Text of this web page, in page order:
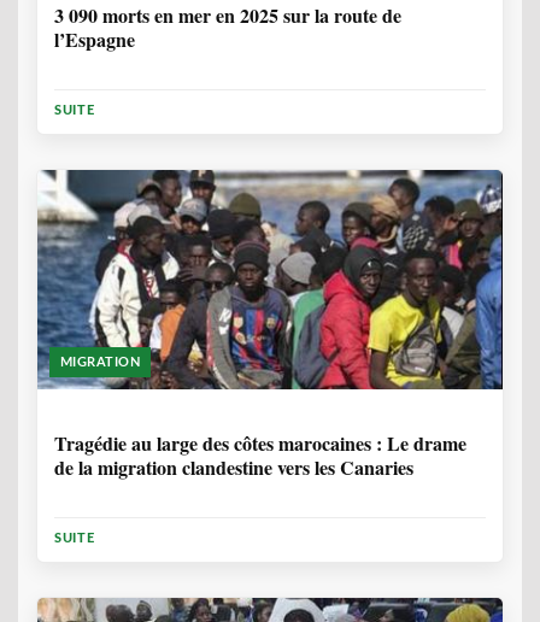
3 090 morts en mer en 2025 sur la route de
l’Espagne
SUITE
MIGRATION
Tragédie au large des côtes marocaines : Le drame
de la migration clandestine vers les Canaries
SUITE